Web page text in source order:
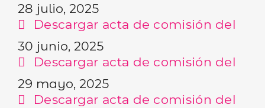
28 julio, 2025
Descargar acta de comisión del
30 junio, 2025
Descargar acta de comisión del
29 mayo, 2025
Descargar acta de comisión del